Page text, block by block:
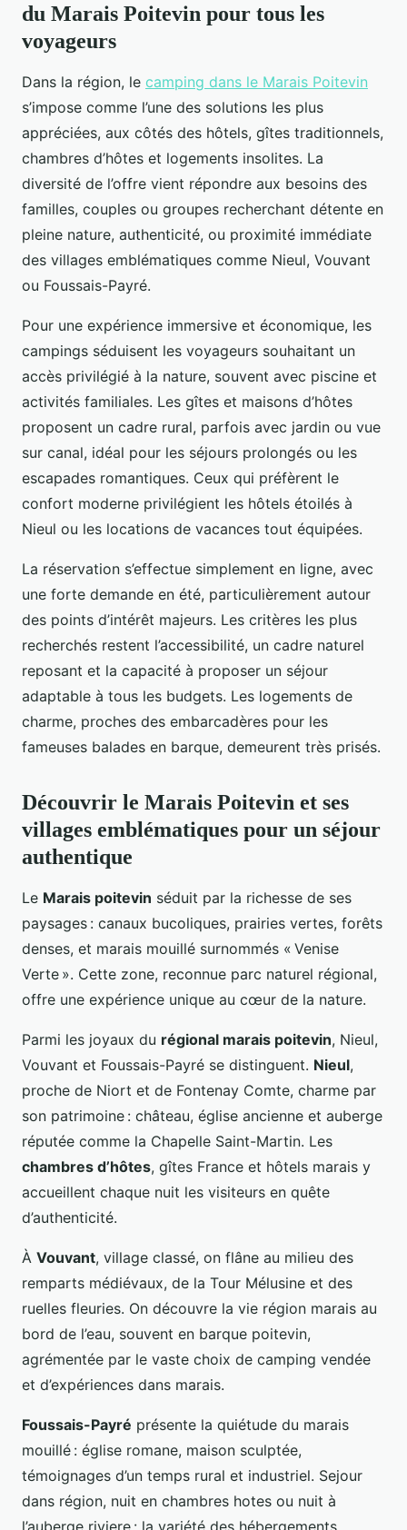
du Marais Poitevin pour tous les
voyageurs
Dans la région, le camping dans le Marais Poitevin
s’impose comme l’une des solutions les plus
appréciées, aux côtés des hôtels, gîtes traditionnels,
chambres d’hôtes et logements insolites. La
diversité de l’offre vient répondre aux besoins des
familles, couples ou groupes recherchant détente en
pleine nature, authenticité, ou proximité immédiate
des villages emblématiques comme Nieul, Vouvant
ou Foussais-Payré.
Pour une expérience immersive et économique, les
campings séduisent les voyageurs souhaitant un
accès privilégié à la nature, souvent avec piscine et
activités familiales. Les gîtes et maisons d’hôtes
proposent un cadre rural, parfois avec jardin ou vue
sur canal, idéal pour les séjours prolongés ou les
escapades romantiques. Ceux qui préfèrent le
confort moderne privilégient les hôtels étoilés à
Nieul ou les locations de vacances tout équipées.
La réservation s’effectue simplement en ligne, avec
une forte demande en été, particulièrement autour
des points d’intérêt majeurs. Les critères les plus
recherchés restent l’accessibilité, un cadre naturel
reposant et la capacité à proposer un séjour
adaptable à tous les budgets. Les logements de
charme, proches des embarcadères pour les
fameuses balades en barque, demeurent très prisés.
Découvrir le Marais Poitevin et ses
villages emblématiques pour un séjour
authentique
Le Marais poitevin séduit par la richesse de ses
paysages : canaux bucoliques, prairies vertes, forêts
denses, et marais mouillé surnommés « Venise
Verte ». Cette zone, reconnue parc naturel régional,
offre une expérience unique au cœur de la nature.
Parmi les joyaux du régional marais poitevin, Nieul,
Vouvant et Foussais-Payré se distinguent. Nieul,
proche de Niort et de Fontenay Comte, charme par
son patrimoine : château, église ancienne et auberge
réputée comme la Chapelle Saint-Martin. Les
chambres d’hôtes, gîtes France et hôtels marais y
accueillent chaque nuit les visiteurs en quête
d’authenticité.
À Vouvant, village classé, on flâne au milieu des
remparts médiévaux, de la Tour Mélusine et des
ruelles fleuries. On découvre la vie région marais au
bord de l’eau, souvent en barque poitevin,
agrémentée par le vaste choix de camping vendée
et d’expériences dans marais.
Foussais-Payré présente la quiétude du marais
mouillé : église romane, maison sculptée,
témoignages d’un temps rural et industriel. Sejour
dans région, nuit en chambres hotes ou nuit à
l’auberge riviere : la variété des hébergements